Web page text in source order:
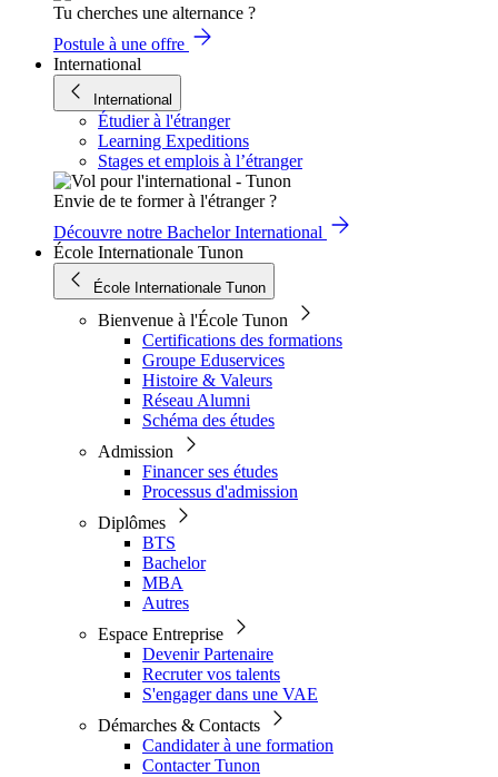
Tu cherches une alternance ?
Postule à une offre
International
International
Étudier à l'étranger
Learning Expeditions
Stages et emplois à l’étranger
Envie de te former à l'étranger ?
Découvre notre Bachelor International
École Internationale Tunon
École Internationale Tunon
Bienvenue à l'École Tunon
Certifications des formations
Groupe Eduservices
Histoire & Valeurs
Réseau Alumni
Schéma des études
Admission
Financer ses études
Processus d'admission
Diplômes
BTS
Bachelor
MBA
Autres
Espace Entreprise
Devenir Partenaire
Recruter vos talents
S'engager dans une VAE
Démarches & Contacts
Candidater à une formation
Contacter Tunon